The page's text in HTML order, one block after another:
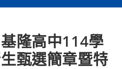
基隆高中114學
甄選簡章暨特